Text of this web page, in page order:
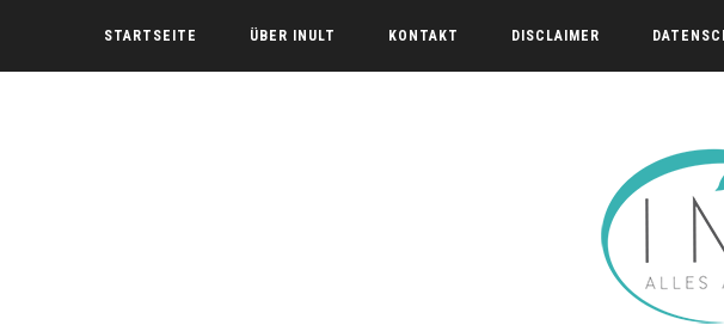
STARTSEITE ÜBER INULT KONTAKT DISCLAIMER